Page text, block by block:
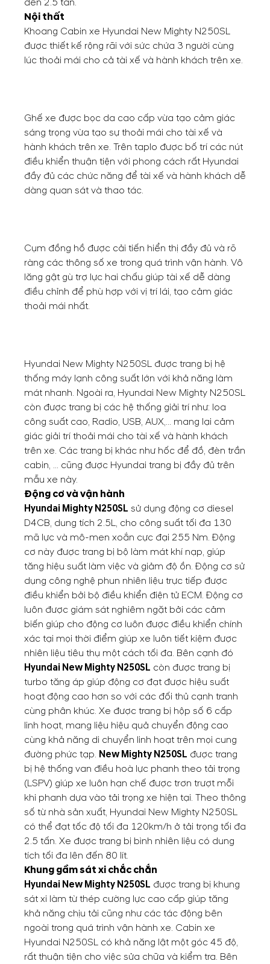
Nội thất
Khoang Cabin xe Hyundai New Mighty N250SL
được thiết kế rộng rãi với sức chứa 3 người cùng
lúc thoải mái cho cả tài xế và hành khách trên xe.
Ghế xe được bọc da cao cấp vừa tạo cảm giác
sáng trọng vừa tạo sự thoải mái cho tài xế và
hành khách trên xe. Trên taplo được bố trí các nút
điều khiển thuận tiện với phong cách rất Hyundai
đầy đủ các chức năng để tài xế và hành khách dễ
dàng quan sát và thao tác.
Cụm đồng hồ được cải tiến hiển thị đầy đủ và rõ
ràng các thông số xe trong quá trình vận hành. Vô
lăng gật gù trợ lực hai chấu giúp tài xế dễ dàng
điều chỉnh để phù hợp với vị trí lái, tạo cảm giác
thoải mái nhất.
Hyundai New Mighty N250SL được trang bị hệ
thống máy lạnh công suất lớn với khả năng làm
mát nhanh. Ngoài ra, Hyundai New Mighty N250SL
còn được trang bị các hệ thống giải trí như: loa
công suất cao, Radio, USB, AUX,... mang lại cảm
giác giải trí thoải mái cho tài xế và hành khách
trên xe. Các trang bị khác như hốc để đồ, đèn trần
cabin, ... cũng được Hyundai trang bị đầy đủ trên
mẫu xe này.
Động cơ và vận hành
Hyundai Mighty N250SL sử dụng động cơ diesel
D4CB, dung tích 2.5L, cho công suất tối đa 130
mã lực và mô-men xoắn cực đại 255 Nm. Động
cơ này được trang bị bộ làm mát khí nạp, giúp
tăng hiệu suất làm việc và giảm độ ồn. Động cơ sử
dụng công nghệ phun nhiên liệu trực tiếp được
điều khiển bởi bộ điều khiển điện tử ECM. Động cơ
luôn được giám sát nghiêm ngặt bởi các cảm
biến giúp cho động cơ luôn được điều khiển chính
xác tại mọi thời điểm giúp xe luôn tiết kiệm được
nhiên liệu tiêu thụ một cách tối đa. Bên cạnh đó
Hyundai New Mighty N250SL còn được trang bị
turbo tăng áp giúp động cơ đạt được hiệu suất
hoạt động cao hơn so với các đối thủ cạnh tranh
cùng phân khúc. Xe được trang bị hộp số 6 cấp
linh hoạt, mang liệu hiệu quả chuyển động cao
cùng khả năng di chuyển linh hoạt trên mọi cung
đường phức tạp. New Mighty N250SL được trang
bị hệ thống van điều hoà lực phanh theo tải trọng
(LSPV) giúp xe luôn hạn chế được trơn trượt mỗi
khi phanh dựa vào tải trọng xe hiện tại. Theo thông
số từ nhà sản xuất, Hyundai New Mighty N250SL
có thể đạt tốc độ tối đa 120km/h ở tải trọng tối đa
2.5 tấn. Xe được trang bị bình nhiên liệu có dung
tích tối đa lên đến 80 lít.
Khung gầm sát xi chắc chắn
Hyundai New Mighty N250SL được trang bị khung
sát xi làm từ thép cường lực cao cấp giúp tăng
khả năng chịu tải cũng như các tác động bên
ngoài trong quá trình vận hành xe. Cabin xe
Hyundai N250SL có khả năng lật một góc 45 độ,
rất thuận tiện cho việc sửa chữa và kiểm tra. Bên